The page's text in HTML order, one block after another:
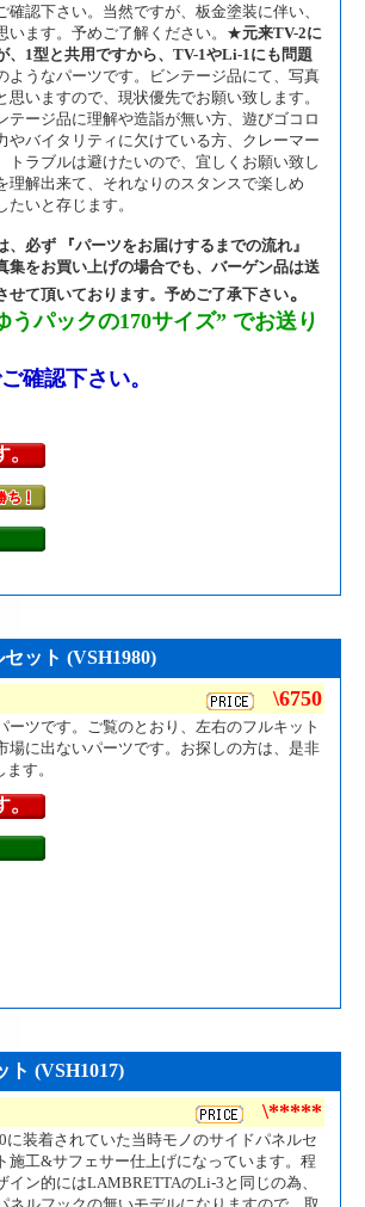
認下さい。当然ですが、板金塗装に伴い、
います。予めご了解ください。★元来TV-2に
、1型と共用ですから、TV-1やLi-1にも問題
ようなパーツです。ビンテージ品にて、写真
いますので、現状優先でお願い致します。
テージ品に理解や造詣が無い方、遊びゴコロ
やバイタリティに欠けている方、クレーマー
トラブルは避けたいので、宜しくお願い致し
理解出来て、それなりのスタンスで楽しめ
したいと存じます。
必ず 『パーツをお届けするまでの流れ』
集をお買い上げの場合でも、バーゲン品は送
せて頂いております。予めご了承下さい。
うパックの170サイズ” でお送り
確認下さい。
ット (VSH1980)
\6750
ツです。ご覧のとおり、左右のフルキット
場に出ないパーツです。お探しの方は、是非
す。
ト (VSH1017)
\*****
装着されていた当時モノのサイドパネルセ
工&サフェサー仕上げになっています。程
ン的にはLAMBRETTAのLi-3と同じの為、